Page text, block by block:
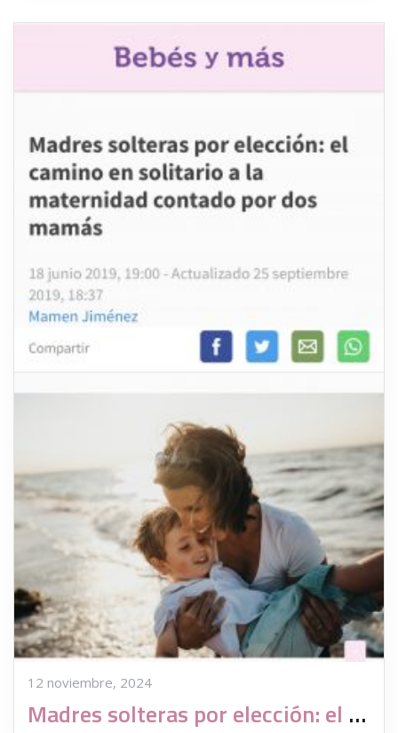
12 noviembre, 2024
Madres solteras por elección: el camino en solitario a la maternidad contado por dos mamás